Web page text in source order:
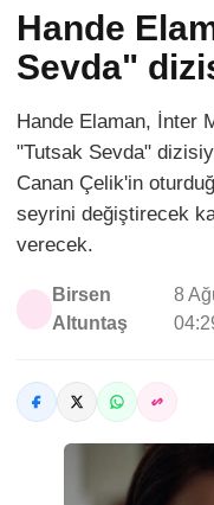
Hande
Sevda"
Hande Elaman, İnter
"Tutsak Sevda"
Canan Çelik'in
seyrini değiştirecek
verecek.
Birsen
Altuntaş
8